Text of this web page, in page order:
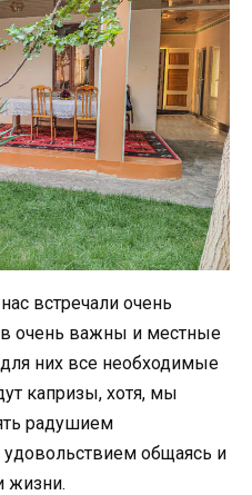
встречали очень
очень важны и местные
них все необходимые
капризы, хотя, мы
радушием
общаясь и
жизни.